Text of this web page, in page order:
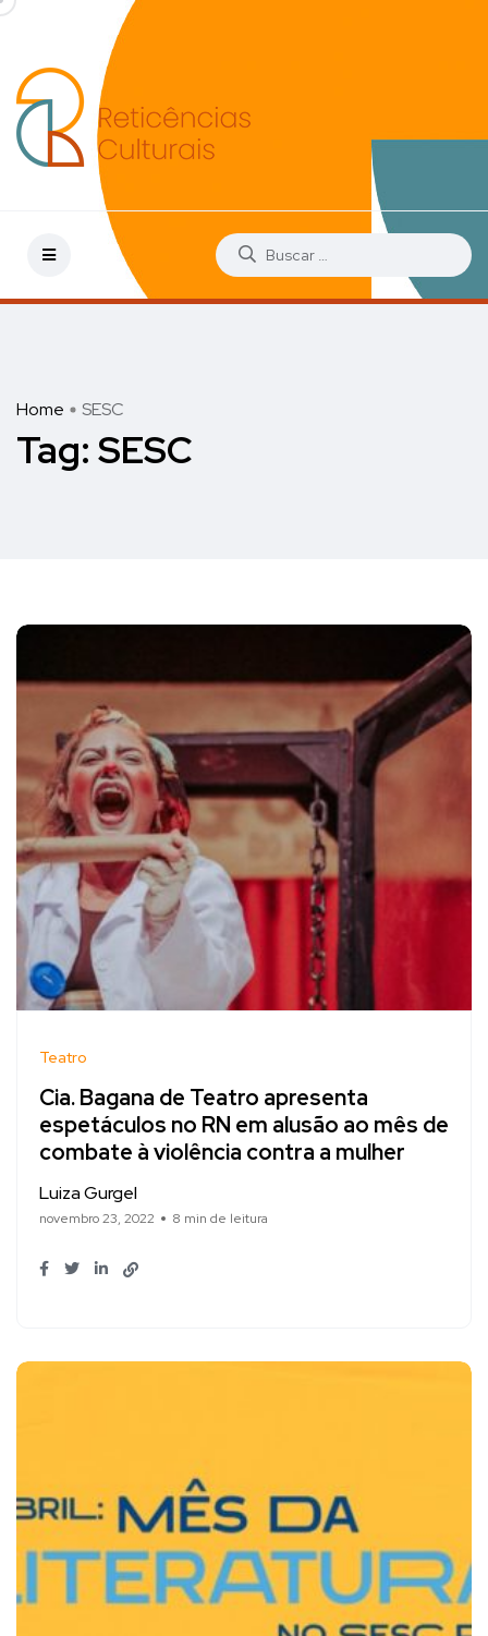
Home SESC
Tag: SESC
Teatro
Cia. Bagana de Teatro apresenta
espetáculos no RN em alusão ao mês de
combate à violência contra a mulher
Luiza Gurgel
novembro 23, 2022 8 min de leitura